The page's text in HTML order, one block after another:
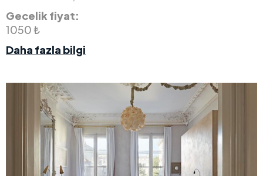
Gecelik fiyat:
1050 ₺
Daha fazla bilgi